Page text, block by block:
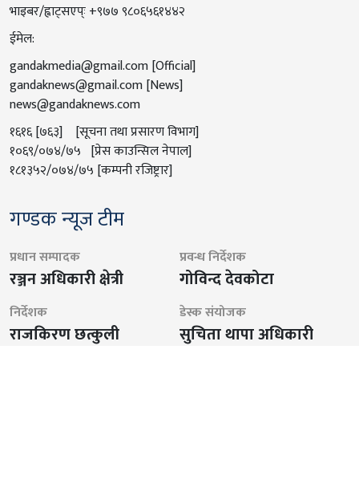
भाइबर/ह्वाट्सएप्ः +९७७ ९८०६५६१४४२
ईमेल:
gandakmedia@gmail.com[Official]
gandaknews@gmail.com[News]
news@gandaknews.com
१६१६ [७६३] [सूचना तथा प्रसारण विभाग]
१०६९/०७४/७५ [प्रेस काउन्सिल नेपाल]
१८१३५२/०७४/७५ [कम्पनी रजिष्ट्रार]
गण्डक न्यूज टीम
प्रधान सम्पादक
रञ्जन अधिकारी क्षेत्री
प्रवन्ध निर्देशक
गोविन्द देवकोटा
निर्देशक
राजकिरण छत्कुली
डेस्क संयोजक
सुचिता थापा अधिकारी